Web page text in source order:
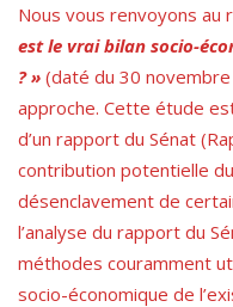
Nous vous renvoyons au
est le vrai bilan socio-
? » (daté du 30
approche. Cette étude
d’un rapport du Sénat
contribution potentielle
désenclavement de
l’analyse du rapport du
méthodes couramment
socio-économique de